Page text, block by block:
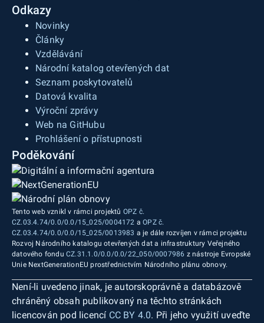
Odkazy
Novinky
Články
Vzdělávání
Národní katalog otevřených dat
Seznam poskytovatelů
Datová kvalita
Výroční zprávy
Web na GitHubu
Prohlášení o přístupnosti
Poděkování
Tento web vznikl v rámci projektů OPZ č.
CZ.03.4.74/0.0/0.0/15_025/0004172 aOPZ č.
CZ.03.4.74/0.0/0.0/15_025/0013983 a je dále rozvíjen v rámci projektu
Rozvoj Národního katalogu otevřených dat a infrastruktury Veřejného
datového fondu CZ.31.1.0/0.0/0.0/22_050/0007986 z nástroje Evropské
Unie NextGenerationEU prostřednictvím Národního plánu obnovy.
Není-li uvedeno jinak, je autorskoprávně a databázově
chráněný obsah publikovaný na těchto stránkách
licencován pod licencí CC BY 4.0. Při jeho využití uveďte